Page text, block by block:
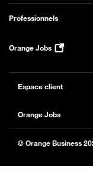
Professionnels
Orange Jobs
Espace client
Orange Jobs
© Orange Business